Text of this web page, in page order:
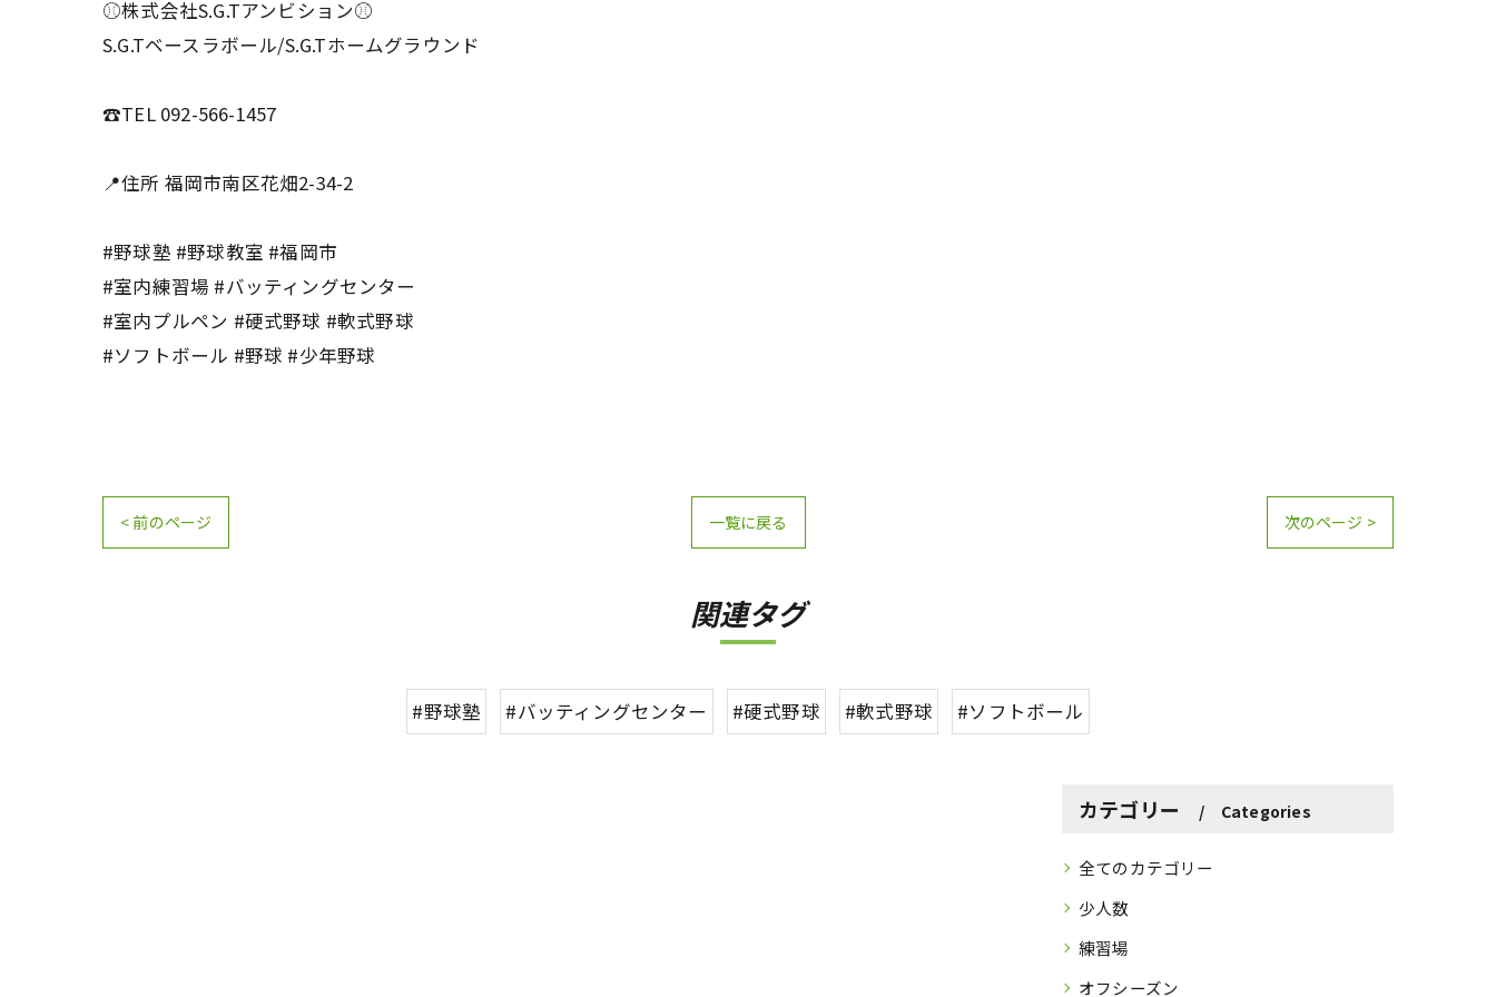
⚾️株式会社S.G.Tアンビション⚾️
S.G.Tベースラボール/S.G.Tホームグラウンド
☎️TEL 092-566-1457
📍住所 福岡市南区花畑2-34-2
#野球塾 #野球教室 #福岡市
#室内練習場 #バッティングセンター
#室内プルペン #硬式野球 #軟式野球
#ソフトボール #野球 #少年野球
< 前のページ 一覧に戻る 次のページ >
関連タグ
#野球塾 #バッティングセンター #硬式野球 #軟式野球 #ソフトボール
カテゴリー Categories
全てのカテゴリー
少人数
練習場
オフシーズン